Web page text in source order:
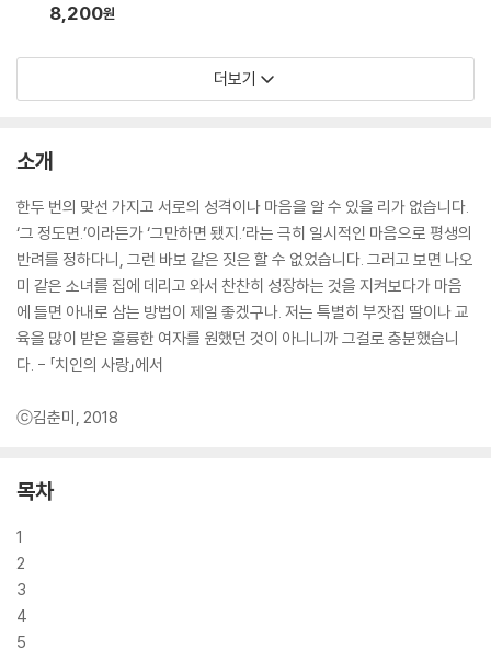
8,200원
더보기
소개
한두 번의 맞선 가지고 서로의 성격이나 마음을 알 수 있을 리가 없습니다.
‘그 정도면.’이라든가 ‘그만하면 됐지.’라는 극히 일시적인 마음으로 평생의
반려를 정하다니, 그런 바보 같은 짓은 할 수 없었습니다. 그러고 보면 나오
미 같은 소녀를 집에 데리고 와서 찬찬히 성장하는 것을 지켜보다가 마음
에 들면 아내로 삼는 방법이 제일 좋겠구나. 저는 특별히 부잣집 딸이나 교
육을 많이 받은 훌륭한 여자를 원했던 것이 아니니까 그걸로 충분했습니
다. - 「치인의 사랑」에서
ⓒ김춘미, 2018
목차
1
2
3
4
5